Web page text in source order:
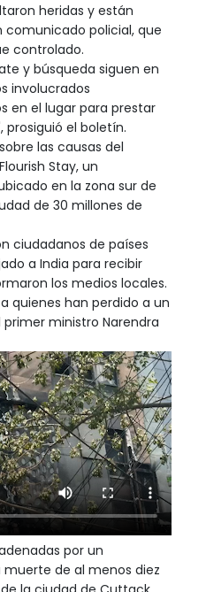
heridas y están
comunicado policial, que
controlado.
y búsqueda siguen en
involucrados
en el lugar para prestar
prosiguió el boletín.
las causas del
Stay, un
en la zona sur de
de 30 millones de
ciudadanos de países
a India para recibir
los medios locales.
quienes han perdido a un
ministro Narendra
por un
de al menos diez